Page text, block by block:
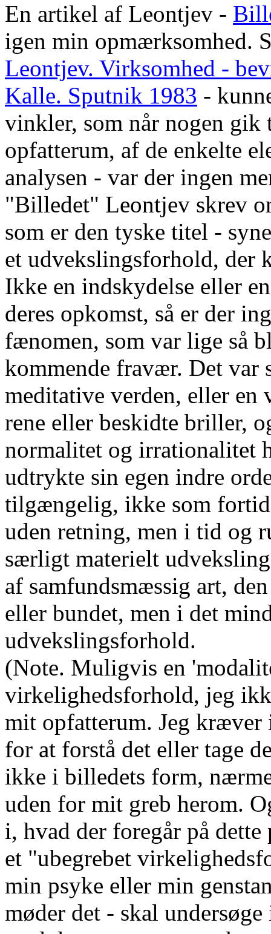
En artikel af Leontjev -
igen min opmærksomhed.
Leontjev. Virksomhed -
Kalle. Sputnik 1983 -
vinkler, som når nogen gik
opfatterum, af de enkelte
analysen - var der ingen
"Billedet" Leontjev skrev
som er den tyske titel -
et udvekslingsforhold, der
Ikke en indskydelse eller
deres opkomst, så er der
fænomen, som var lige så
kommende fravær. Det var
meditative verden, eller en
rene eller beskidte briller,
normalitet og irrationalitet
udtrykte sin egen indre
tilgængelig, ikke som
uden retning, men i tid og
særligt materielt
af samfundsmæssig art,
eller bundet, men i det
udvekslingsforhold.
(Note. Muligvis en
virkelighedsforhold, jeg
mit opfatterum. Jeg kræver
for at forstå det eller tage
ikke i billedets form,
uden for mit greb herom.
i, hvad der foregår på
et "ubegrebet
min psyke eller min
møder det - skal